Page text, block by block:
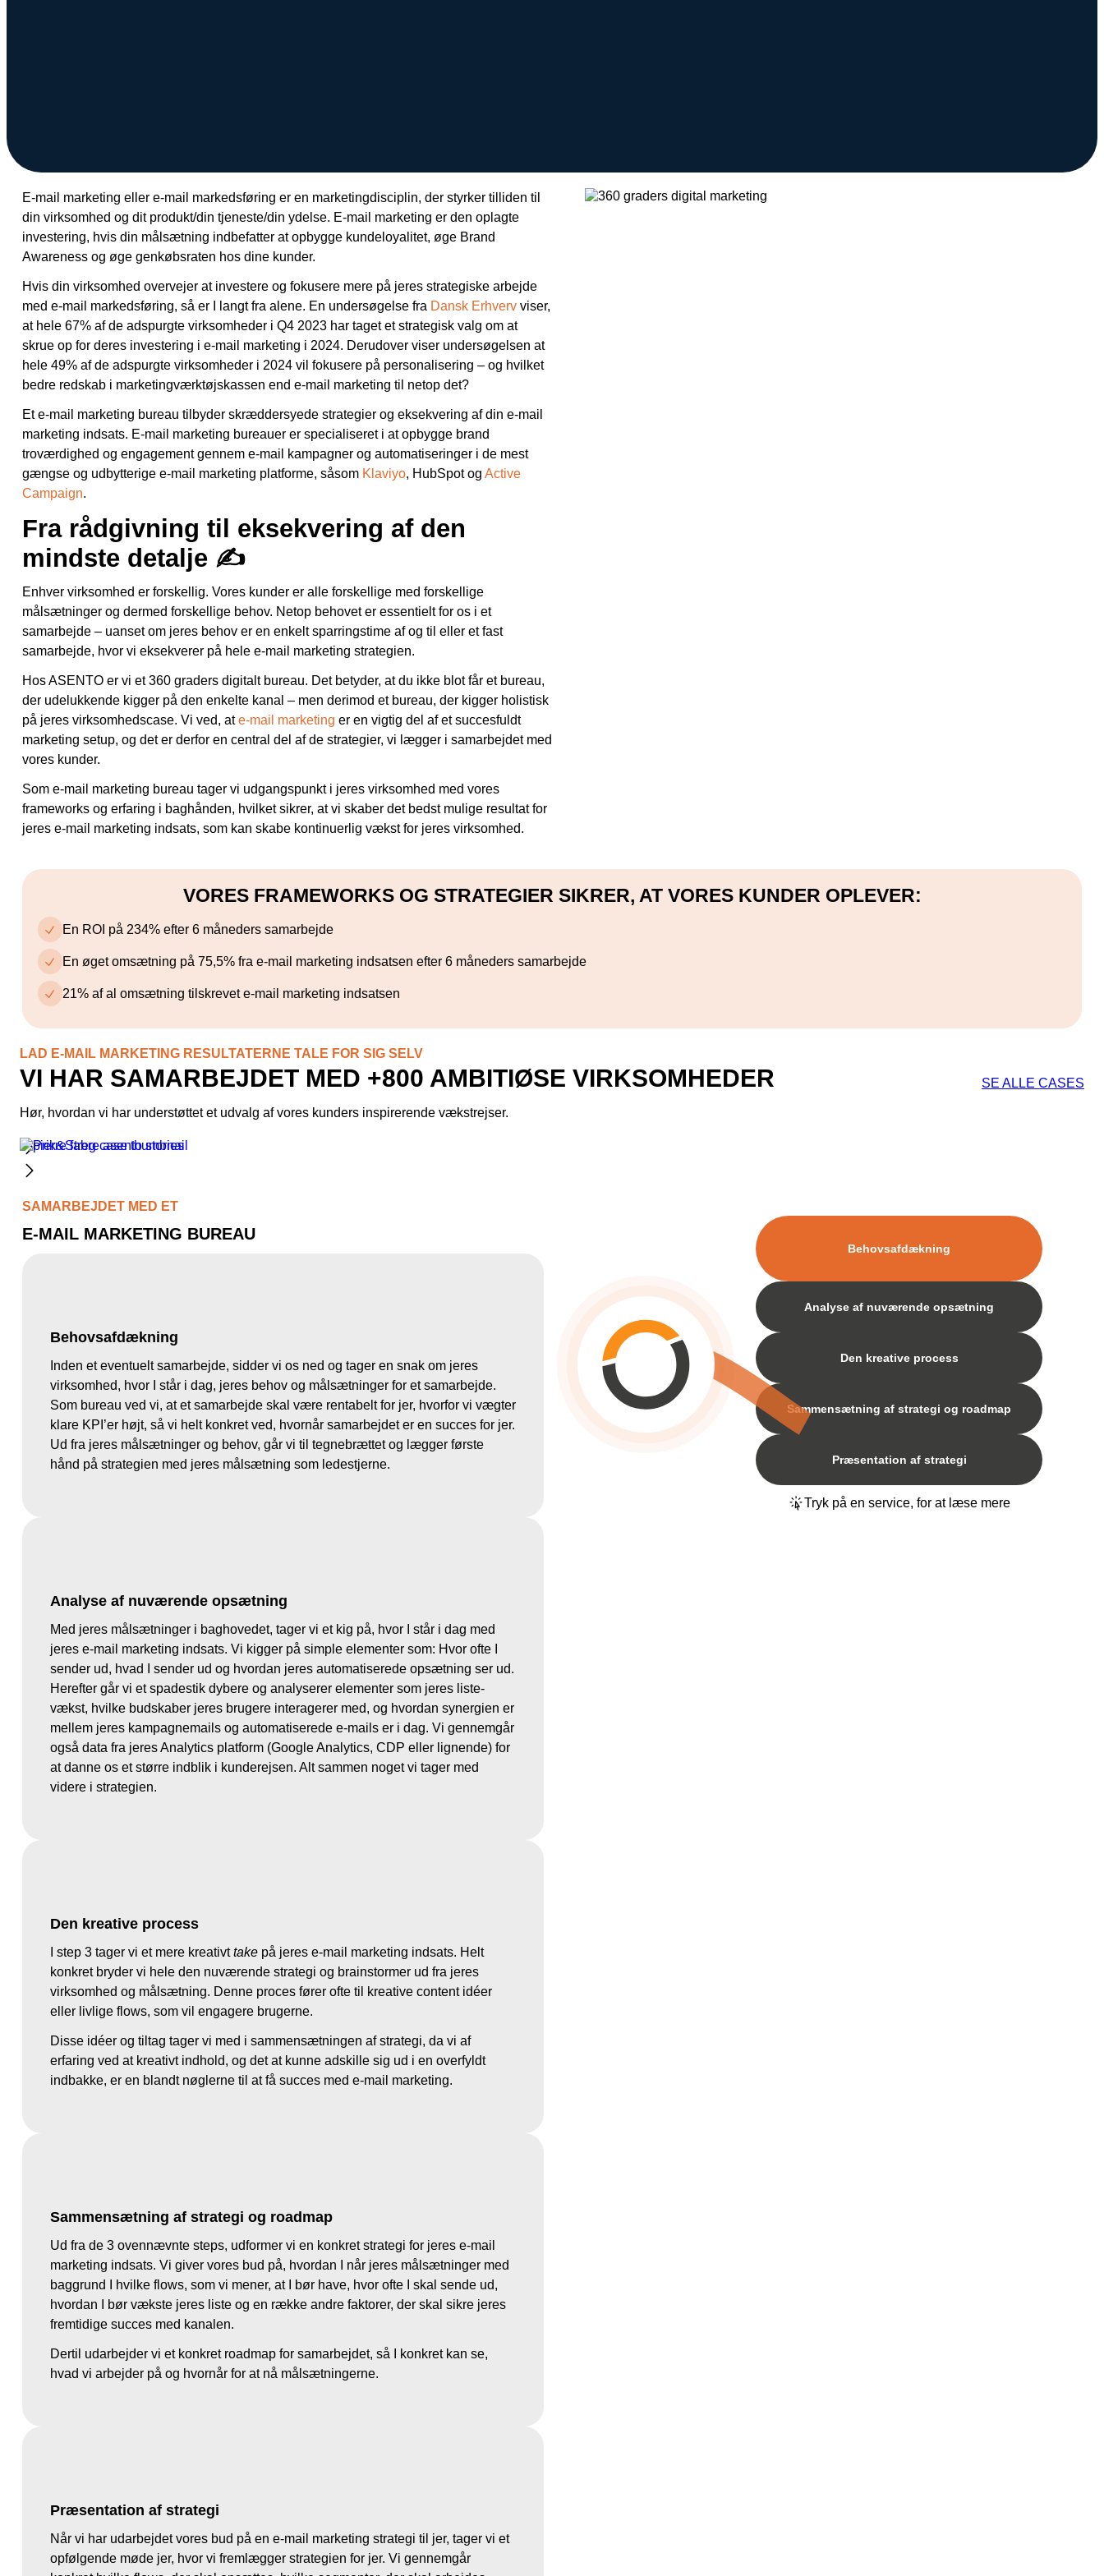
E-mail marketing eller e-mail markedsføring er en marketingdisciplin, der styrker tilliden til
din virksomhed og dit produkt/din tjeneste/din ydelse. E-mail marketing er den oplagte
investering, hvis din målsætning indbefatter at opbygge kundeloyalitet, øge Brand
Awareness og øge genkøbsraten hos dine kunder.
Hvis din virksomhed overvejer at investere og fokusere mere på jeres strategiske arbejde
med e-mail markedsføring, så er I langt fra alene. En undersøgelse fra Dansk Erhvervviser,
at hele 67% af de adspurgte virksomheder i Q4 2023 har taget et strategisk valg om at
skrue op for deres investering i e-mail marketing i 2024. Derudover viser undersøgelsen at
hele 49% af de adspurgte virksomheder i 2024 vil fokusere på personalisering – og hvilket
bedre redskab i marketingværktøjskassen end e-mail marketing til netop det?
Et e-mail marketing bureau tilbyder skræddersyede strategier og eksekvering af din e-mail
marketing indsats. E-mail marketing bureauer er specialiseret i at opbygge brand
troværdighed og engagement gennem e-mail kampagner og automatiseringer i de mest
gængse og udbytterige e-mail marketing platforme, såsom Klaviyo, HubSpot og Active
Campaign.
Fra rådgivning til eksekvering af den
mindste detalje ✍️
Enhver virksomhed er forskellig. Vores kunder er alle forskellige med forskellige
målsætninger og dermed forskellige behov. Netop behovet er essentielt for os i et
samarbejde – uanset om jeres behov er en enkelt sparringstime af og til eller et fast
samarbejde, hvor vi eksekverer på hele e-mail marketing strategien.
Hos ASENTO er vi et 360 graders digitalt bureau. Det betyder, at du ikke blot får et bureau,
der udelukkende kigger på den enkelte kanal – men derimod et bureau, der kigger holistisk
på jeres virksomhedscase. Vi ved, ate-mail marketing er en vigtig del af et succesfuldt
marketing setup, og det er derfor en central del af de strategier, vi lægger i samarbejdet med
vores kunder.
Som e-mail marketing bureau tager vi udgangspunkt i jeres virksomhed med vores
frameworks og erfaring i baghånden, hvilket sikrer, at vi skaber det bedst mulige resultat for
jeres e-mail marketing indsats, som kan skabe kontinuerlig vækst for jeres virksomhed.
VORES FRAMEWORKS OG STRATEGIER SIKRER, AT VORES KUNDER OPLEVER:
En ROI på 234% efter 6 måneders samarbejde
En øget omsætning på 75,5% fra e-mail marketing indsatsen efter 6 måneders samarbejde
21% af al omsætning tilskrevet e-mail marketing indsatsen
LAD E-MAIL MARKETING RESULTATERNE TALE FOR SIG SELV
VI HAR SAMARBEJDET MED +800 AMBITIØSE VIRKSOMHEDER
Hør, hvordan vi har understøttet et udvalg af vores kunders inspirerende vækstrejser.
SE ALLE CASES
SAMARBEJDET MED ET
E-MAIL MARKETING BUREAU
Behovsafdækning
Inden et eventuelt samarbejde, sidder vi os ned og tager en snak om jeres
virksomhed, hvor I står i dag, jeres behov og målsætninger for et samarbejde.
Som bureau ved vi, at et samarbejde skal være rentabelt for jer, hvorfor vi vægter
klare KPI’er højt, så vi helt konkret ved, hvornår samarbejdet er en succes for jer.
Ud fra jeres målsætninger og behov, går vi til tegnebrættet og lægger første
hånd på strategien med jeres målsætning som ledestjerne.
Analyse af nuværende opsætning
Med jeres målsætninger i baghovedet, tager vi et kig på, hvor I står i dag med
jeres e-mail marketing indsats. Vi kigger på simple elementer som: Hvor ofte I
sender ud, hvad I sender ud og hvordan jeres automatiserede opsætning ser ud.
Herefter går vi et spadestik dybere og analyserer elementer som jeres liste-
vækst, hvilke budskaber jeres brugere interagerer med, og hvordan synergien er
mellem jeres kampagnemails og automatiserede e-mails er i dag. Vi gennemgår
også data fra jeres Analytics platform (Google Analytics, CDP eller lignende) for
at danne os et større indblik i kunderejsen. Alt sammen noget vi tager med
videre i strategien.
Den kreative process
I step 3 tager vi et mere kreativttakepå jeres e-mail marketing indsats. Helt
konkret bryder vi hele den nuværende strategi og brainstormer ud fra jeres
virksomhed og målsætning. Denne proces fører ofte til kreative content idéer
eller livlige flows, som vil engagere brugerne.
Disse idéer og tiltag tager vi med i sammensætningen af strategi, da vi af
erfaring ved at kreativt indhold, og det at kunne adskille sig ud i en overfyldt
indbakke, er en blandt nøglerne til at få succes med e-mail marketing.
Sammensætning af strategi og roadmap
Ud fra de 3 ovennævnte steps, udformer vi en konkret strategi for jeres e-mail
marketing indsats. Vi giver vores bud på, hvordan I når jeres målsætninger med
baggrund I hvilke flows, som vi mener, at I bør have, hvor ofte I skal sende ud,
hvordan I bør vækste jeres liste og en række andre faktorer, der skal sikre jeres
fremtidige succes med kanalen.
Dertil udarbejder vi et konkret roadmap for samarbejdet, så I konkret kan se,
hvad vi arbejder på og hvornår for at nå målsætningerne.
Præsentation af strategi
Når vi har udarbejdet vores bud på en e-mail marketing strategi til jer, tager vi et
opfølgende møde jer, hvor vi fremlægger strategien for jer. Vi gennemgår
Behovsafdækning
Analyse af nuværende opsætning
Den kreative process
Sammensætning af strategi og roadmap
Præsentation af strategi
Tryk på en service, for at læse mere